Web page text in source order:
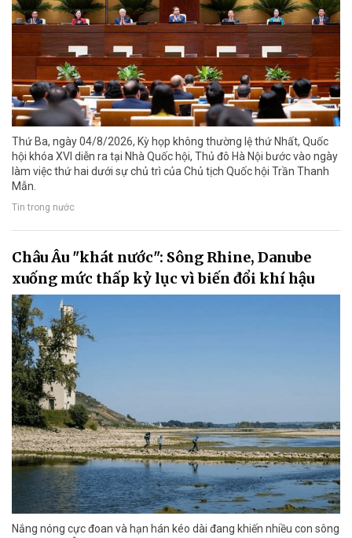
Thứ Ba, ngày 04/8/2026, Kỳ họp không thường lệ thứ Nhất, Quốc
hội khóa XVI diễn ra tại Nhà Quốc hội, Thủ đô Hà Nội bước vào ngày
làm việc thứ hai dưới sự chủ trì của Chủ tịch Quốc hội Trần Thanh
Mẫn.
Tin trong nước
Châu Âu "khát nước": Sông Rhine, Danube
xuống mức thấp kỷ lục vì biến đổi khí hậu
Nắng nóng cực đoan và hạn hán kéo dài đang khiến nhiều con sông